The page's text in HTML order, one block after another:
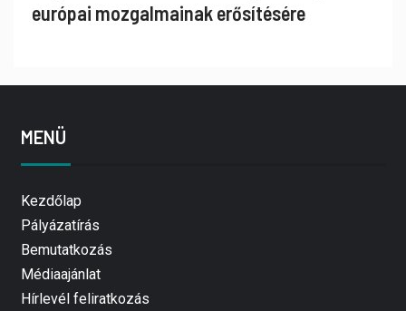
európai mozgalmainak erősítésére
MENÜ
Kezdőlap
Pályázatírás
Bemutatkozás
Médiaajánlat
Hírlevél feliratkozás